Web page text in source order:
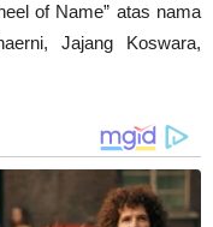
of Name” atas nama
Jajang Koswara,